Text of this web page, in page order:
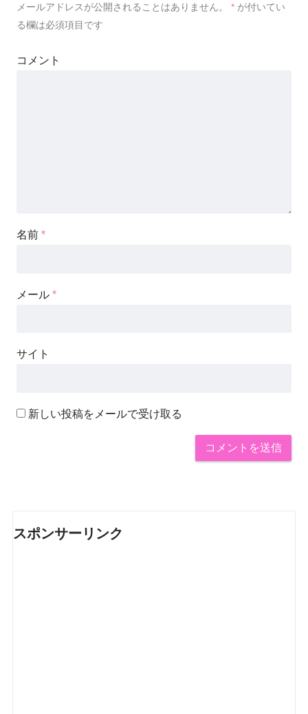
メールアドレスが公開されることはありません。 * が付いてい
る欄は必須項目です
コメント
名前 *
メール *
サイト
新しい投稿をメールで受け取る
スポンサーリンク